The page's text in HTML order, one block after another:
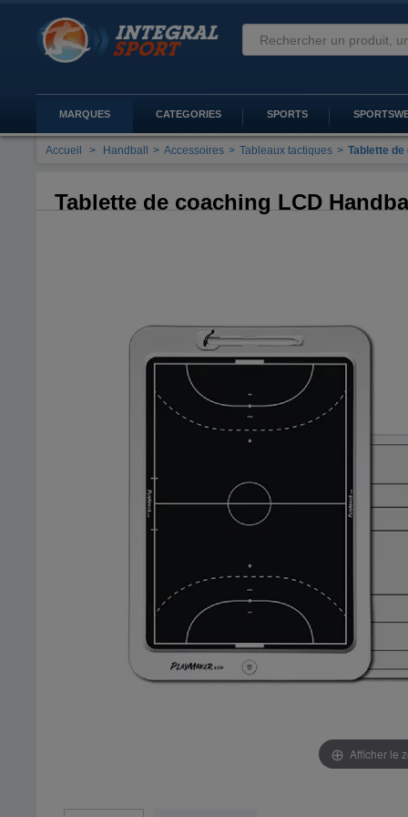
MARQUES CATEGORIES SPORTS
Accueil > Handball > Accessoires > Tableaux tactiques > Tablette
Tablette de coaching LCD
Afficher le